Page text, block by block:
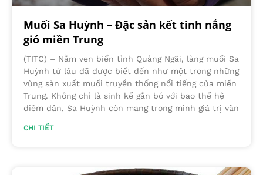
Muối Sa Huỳnh – Đặc sản kết tinh nắng
gió miền Trung
(TITC) – Nằm ven biển tỉnh Quảng Ngãi, làng muối Sa
Huỳnh từ lâu đã được biết đến như một trong những
vùng sản xuất muối truyền thống nổi tiếng của miền
Trung. Không chỉ là sinh kế gắn bó với bao thế hệ
diêm dân, Sa Huỳnh còn mang trong mình giá trị văn
CHI TIẾT